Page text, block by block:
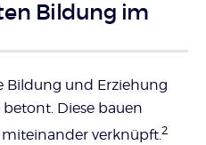
Bildung im
Bildung und Erziehung
Diese bauen
verknüpft.2